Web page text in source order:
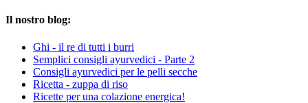
Il nostro blog:
Ghi - il re di tutti i burri
Semplici consigli ayurvedici - Parte 2
Consigli ayurvedici per le pelli secche
Ricetta - zuppa di riso
Ricette per una colazione energica!